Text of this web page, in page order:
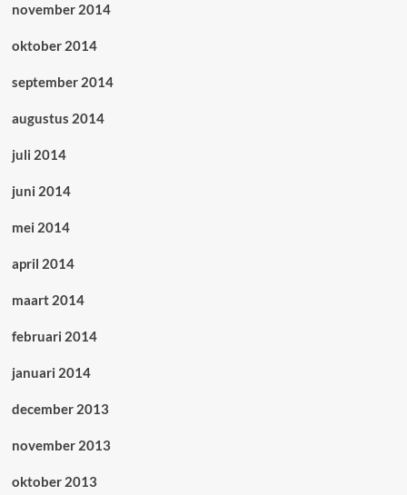
november 2014
oktober 2014
september 2014
augustus 2014
juli 2014
juni 2014
mei 2014
april 2014
maart 2014
februari 2014
januari 2014
december 2013
november 2013
oktober 2013